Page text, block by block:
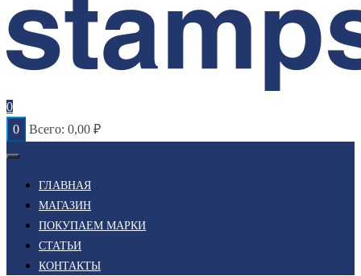
0
0
Всего: 0,00 ₽
ГЛАВНАЯ
МАГАЗИН
ПОКУПАЕМ МАРКИ
СТАТЬИ
КОНТАКТЫ